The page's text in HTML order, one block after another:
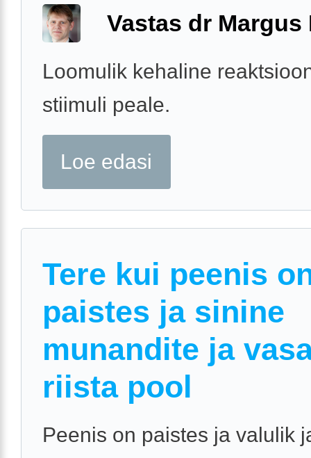
Vastas dr Margus
Loomulik kehaline
stiimuli peale.
Loe edasi
Tere kui peenis
paistes ja sinine
munandite ja
riista pool
Peenis on paistes ja valulik